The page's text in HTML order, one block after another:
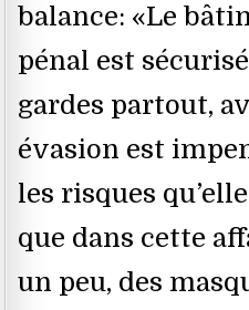
balance: «Le
pénal est
gardes partout,
évasion est
les risques
que dans cette
un peu, des